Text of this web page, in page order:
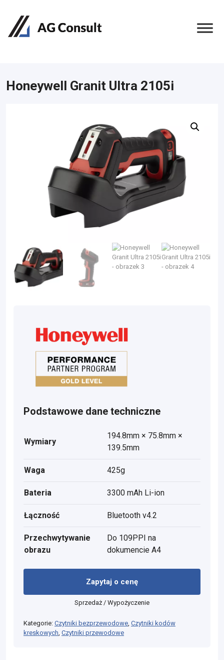
Honeywell Granit Ultra 2105i
Podstawowe dane techniczne
Wymiary
194.8mm × 75.8mm ×
139.5mm
Waga 425g
Bateria 3300 mAh Li-ion
Łączność Bluetooth v4.2
Przechwytywanie
obrazu
Do 109PPI na
dokumencie A4
Zapytaj o cenę
Sprzedaż / Wypożyczenie
Kategorie: Czytniki bezprzewodowe, Czytniki kodów
kreskowych, Czytniki przewodowe